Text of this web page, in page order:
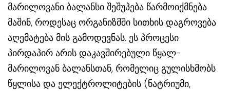
მარილოვანი ბალანსი შეშუპება წარმოიქმნება
მაშინ, როდესაც ორგანიზმში სითხის დაგროვება
აღემატება მის გამოდევნას. ეს პროცესი
პირდაპირ არის დაკავშირებული წყალ-
მარილოვან ბალანსთან, რომელიც გულისხმობს
წყლისა და ელექტროლიტების (ნატრიუმი,